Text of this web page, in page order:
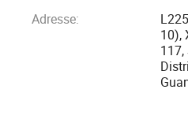
Adresse:
10),